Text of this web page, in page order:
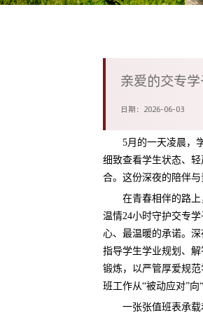
亲爱的交专
日期：2026-06-03
5月的一天凌晨，
细致查看学生状态、
合。这份深夜的陪伴与
在青春相伴的路
温情24小时守护交专
心、最温暖的承诺。
指导学生学业规划、
锻炼，以严管厚爱规
班工作从“被动应对”向
一张张值班表承